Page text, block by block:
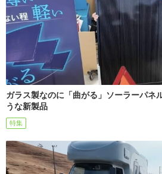
ガラス製なのに「曲がる」ソーラーパネ
うな新製品
特集